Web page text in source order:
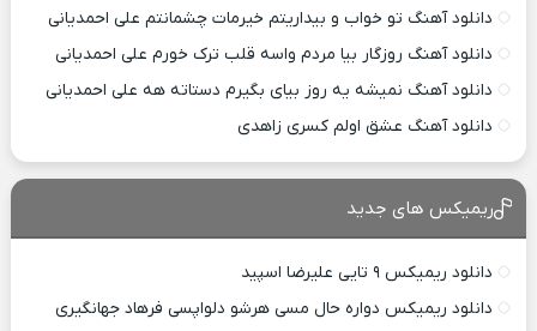
دانلود آهنگ تو خواب و بیداریتم خیرمات چشمانتم علی احمدیانی
دانلود آهنگ روزگار بیا مردم واسه قلب ترک خورم علی احمدیانی
دانلود آهنگ نمیشه یه روز بیای بگیرم دستاته هه علی احمدیانی
دانلود آهنگ عشق اولم کسری زاهدی
ریمیکس های جدید
دانلود ریمیکس ۹ تایی علیرضا اسپید
دانلود ریمیکس دواره حال مسی هرشو دلواپسی فرهاد جهانگیری